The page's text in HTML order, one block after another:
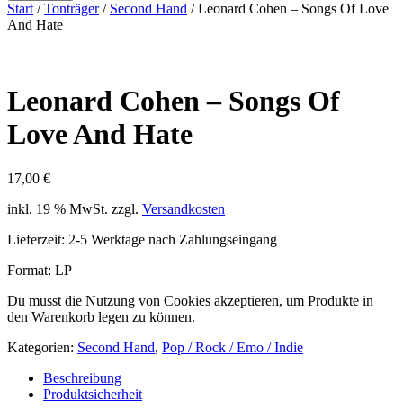
Start /Tonträger/ Second Hand / Leonard Cohen ‎– Songs Of Love
And Hate
Leonard Cohen ‎– Songs Of
Love And Hate
17,00 €
inkl. 19 % MwSt. zzgl. Versandkosten
Lieferzeit: 2-5 Werktage nach Zahlungseingang
Format: LP
Du musst die Nutzung von Cookies akzeptieren, um Produkte in
den Warenkorb legen zu können.
Kategorien: Second Hand, Pop / Rock / Emo / Indie
Beschreibung
Produktsicherheit